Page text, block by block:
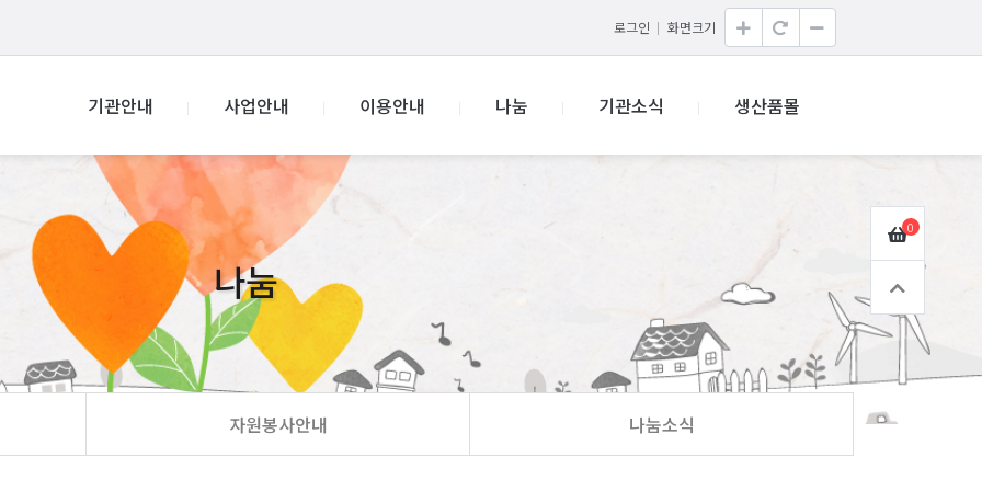
로그인 화면크기
기관안내 사업안내 이용안내 나눔 기관소식 생산품몰
나눔
자원봉사안내 나눔소식
0